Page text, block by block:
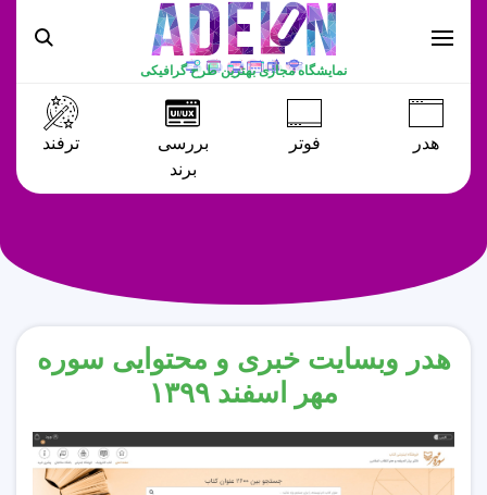
نمایشگاه مجازی بهترین طرح گرافیکی
هدر فوتر
بررسی
برند
ترفند
هدر وبسایت خبری و محتوایی سوره
مهر اسفند ۱۳۹۹